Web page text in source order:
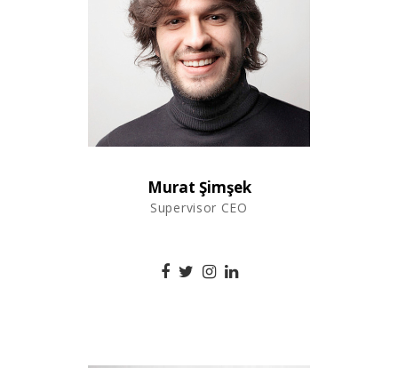
Murat Şimşek
Supervisor CEO